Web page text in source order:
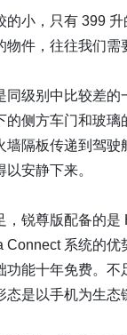
的小，只有 399
件，往往我们需
级别中比较差
的侧方车门和玻
墙隔板传递到驾
安静下来。
锐尊版配备的
系统的
功能十年免费。
是以手机为生态